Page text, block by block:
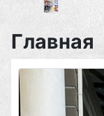
Главная